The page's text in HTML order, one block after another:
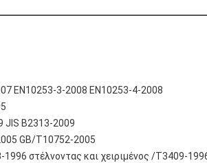
EN10253-3-2008 EN10253-4-2008
JIS B2313-2009
GB/T10752-2005
1996 στέλνοντας και χειριμένος /T3409-